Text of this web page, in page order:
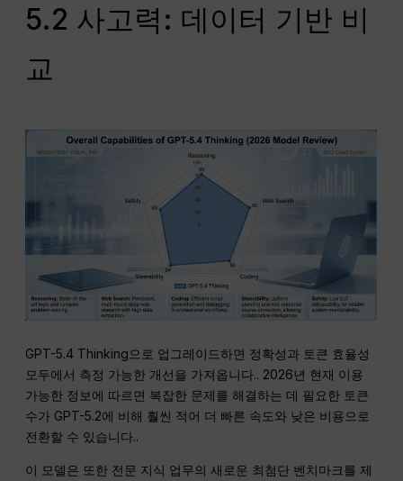
5.2 사고력: 데이터 기반 비
교
GPT-5.4 Thinking으로 업그레이드하면 정확성과 토큰 효율성
모두에서 측정 가능한 개선을 가져옵니다.. 2026년 현재 이용
가능한 정보에 따르면 복잡한 문제를 해결하는 데 필요한 토큰
수가 GPT-5.2에 비해 훨씬 적어 더 빠른 속도와 낮은 비용으로
전환할 수 있습니다..
이 모델은 또한 전문 지식 업무의 새로운 최첨단 벤치마크를 제